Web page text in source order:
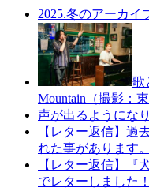
2025.冬のアーカイ
歌
Mountain（撮影：東
声が出るようにな
【レター返信】過
れた事があります。
【レター返信】『
でレターしました！